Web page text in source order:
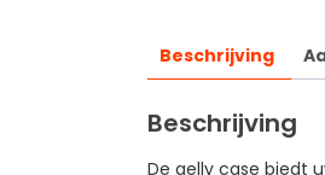
Beschrijving
Beschrijving
De gelly case biedt